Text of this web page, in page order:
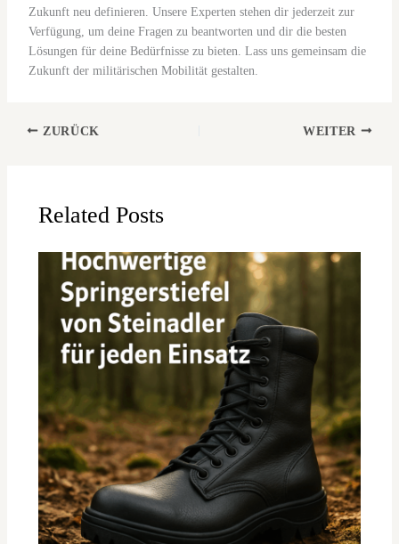
Zukunft neu definieren. Unsere Experten stehen dir jederzeit zur
Verfügung, um deine Fragen zu beantworten und dir die besten
Lösungen für deine Bedürfnisse zu bieten. Lass uns gemeinsam die
Zukunft der militärischen Mobilität gestalten.
ZURÜCK WEITER
Related Posts